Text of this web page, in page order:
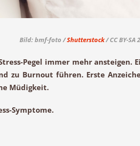
Bild: bmf-foto /Shutterstock/ CC BY-SA
Pegel immer mehr ansteigen.
zu Burnout führen. Erste
Müdigkeit.
Symptome.